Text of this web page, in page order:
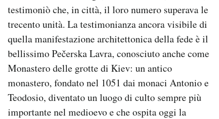
testimoniò che, in città, il loro numero superava le
trecento unità. La testimonianza ancora visibile di
quella manifestazione architettonica della fede è il
bellissimo Pečerska Lavra, conosciuto anche come
Monastero delle grotte di Kiev: un antico
monastero, fondato nel 1051 dai monaci Antonio e
Teodosio, diventato un luogo di culto sempre più
importante nel medioevo e che ospita oggi la